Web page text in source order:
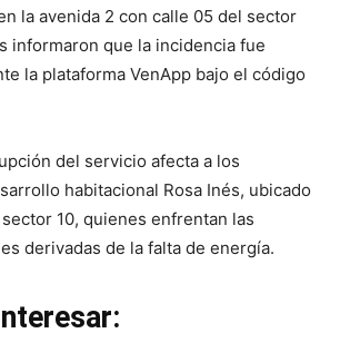
la avenida 2 con calle 05 del sector
informaron que la incidencia fue
la plataforma VenApp bajo el código
del servicio afecta a los
habitacional Rosa Inés, ubicado
10, quienes enfrentan las
derivadas de la falta de energía.